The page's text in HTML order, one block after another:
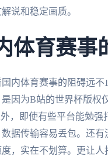
说和稳定画质。
体育赛事
内体育赛事的阻碍远不
是因为B站的世界杯版权
，即使有些平台能勉
据传输容易丢包。还
，实在不划算。更让